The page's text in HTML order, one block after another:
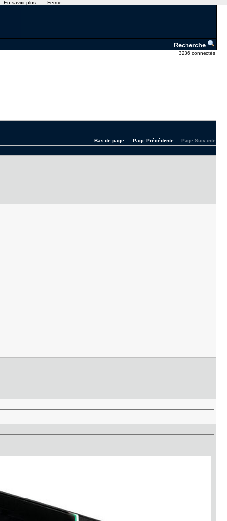
Recherche
3236 connectés
Page Suivante
Page Précédente
Bas de page
En savoir plus Fermer